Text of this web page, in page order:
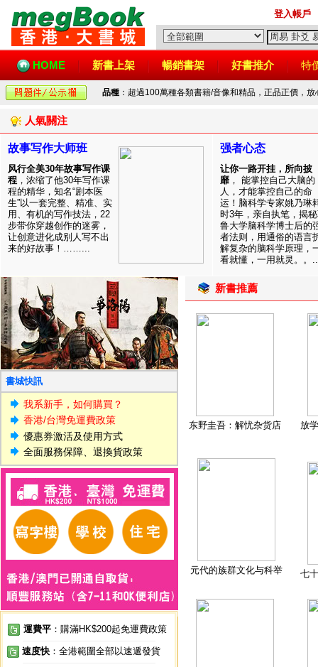
登入帳戶
HOME 新書上架 暢銷書架 好書推介 特
品種 ：超過100萬種各類書籍/音像和精品，正品正價，
人氣關注
故事写作大师班
风行全美30年故事写作课
程 ，浓缩了他30年写作课
程的精华，知名“剧本医
生”以一套完整、精准、实
用、有机的写作技法，22
步带你穿越创作的迷雾，
让创意进化成别人写不出
来的好故事！……...
强者心态
让你一路开挂，所向披
靡 ， 能掌控自己大脑的
人，才能掌控自己的命
运！脑科学专家姚乃琳
时3年，亲自执笔，揭
鲁大学脑科学博士后的
者法则，用通俗的语言
解复杂的脑科学原理，
看就懂，一用就灵。。
書城快訊
我系新手，如何購買？
香港/台灣免運費政策
優惠券激活及使用方式
全面服務保障、退換貨政策
運費平 ：購滿HK$200起免運費政策
速度快 ：全港範圍全部以速遞發貨
新書推薦
东野圭吾：解忧杂货店 放
元代的族群文化与科举 七